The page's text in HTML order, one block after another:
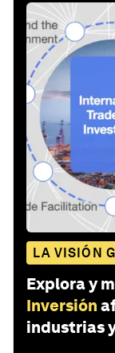
LA VISIÓN
Explora y
Inversión
industrias